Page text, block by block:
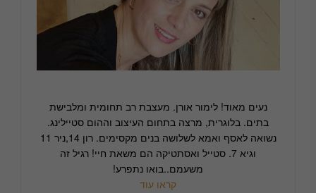
נעים מאוד! לימור אורן. מעצבת רב תחומית ומלבישת
בתים. בלוגרית, מרצה בתחום העיצוב וההום סטיילינג.
נשואה לאסף ואמא לשלושה בנים מקסימים. רון 14,ניר 11
וגיא 7. סטייל ואסתטיקה הם משאת חיי! רגיל זה
משעמם..בואו נתפרע!
קראו עוד